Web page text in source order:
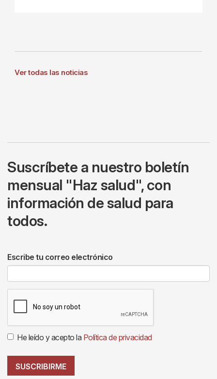
Ver todas las noticias
Suscríbete a nuestro boletín
mensual "Haz salud", con
información de salud para
todos.
Escribe tu correo electrónico
He leído y acepto la Política de privacidad
SUSCRIBIRME